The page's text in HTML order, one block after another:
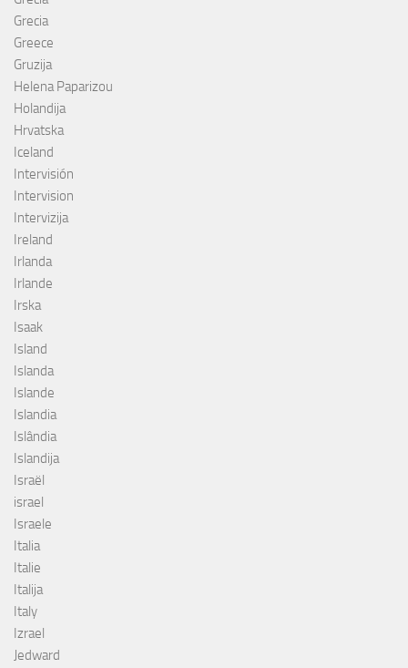
Grecia
Greece
Gruzija
Helena Paparizou
Holandija
Hrvatska
Iceland
Intervisión
Intervision
Intervizija
Ireland
Irlanda
Irlande
Irska
Isaak
Island
Islanda
Islande
Islandia
Islândia
Islandija
Israël
israel
Israele
Italia
Italie
Italija
Italy
Izrael
Jedward